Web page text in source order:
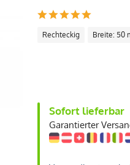
Rechteckig Breite: 50
Sofort lieferbar
Garantierter